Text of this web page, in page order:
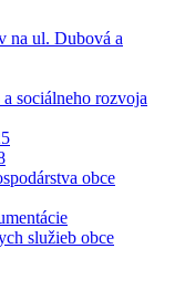
na ul. Dubová a
sociálneho rozvoja
obce
služieb obce